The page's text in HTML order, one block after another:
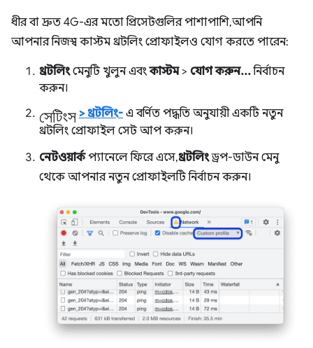
ধীর বা দ্রুত 4G-এর মতো প্রিসেটগুলির পাশাপাশি, আপনি
আপনার নিজস্ব কাস্টম থ্রটলিং প্রোফাইলও যোগ করতে পারেন:
থ্রটলিংমেনুটি খুলুন এবংকাস্টম> যোগ করুন...নির্বাচন
করুন।
সেটিংস > থ্রটলিং- এ বর্ণিত পদ্ধতি অনুযায়ী একটি নতুন
থ্রটলিং প্রোফাইল সেট আপ করুন।
নেটওয়ার্কপ্যানেলে ফিরে এসে,থ্রটলিংড্রপ-ডাউন মেনু
থেকে আপনার নতুন প্রোফাইলটি নির্বাচন করুন।